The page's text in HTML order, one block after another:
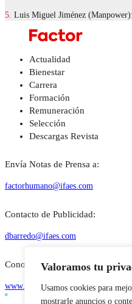
Valoramos tu
Usamos cookies para
mostrarle anuncios o
5. Luis Miguel Jiménez
Actualidad
Bienestar
Carrera
Formación
Remuneración
Selección
Descargas Revista
Envía Notas de Prensa a:
factorhumano@ifaes.com
Contacto de Publicidad:
dbarredo@ifaes.com
Conoce quienes somos:
www.ifaes.com